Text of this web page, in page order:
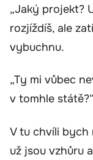
„Jaký projekt?
rozjíždíš, ale
vybuchnu.
„Ty mi vůbec
v tomhle
V tu chvíli bych
už jsou vzhůru